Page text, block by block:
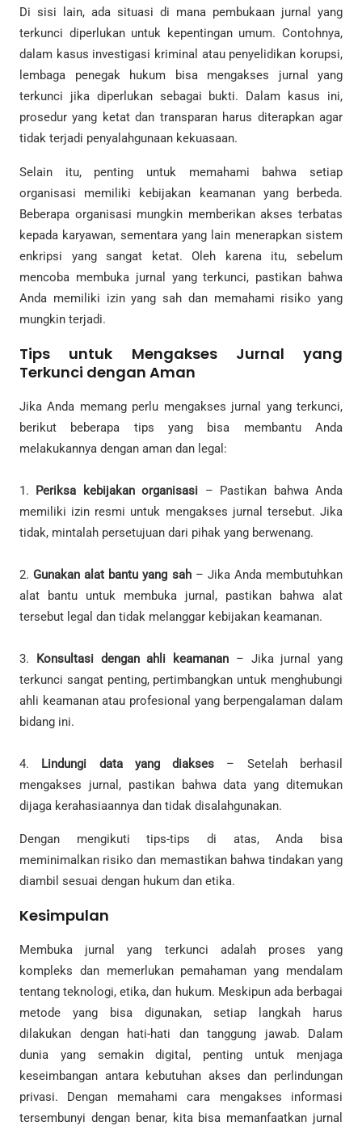
Di sisi lain, ada situasi di mana pembukaan jurnal yang
terkunci diperlukan untuk kepentingan umum. Contohnya,
dalam kasus investigasi kriminal atau penyelidikan korupsi,
lembaga penegak hukum bisa mengakses jurnal yang
terkunci jika diperlukan sebagai bukti. Dalam kasus ini,
prosedur yang ketat dan transparan harus diterapkan agar
tidak terjadi penyalahgunaan kekuasaan.
Selain itu, penting untuk memahami bahwa setiap
organisasi memiliki kebijakan keamanan yang berbeda.
Beberapa organisasi mungkin memberikan akses terbatas
kepada karyawan, sementara yang lain menerapkan sistem
enkripsi yang sangat ketat. Oleh karena itu, sebelum
mencoba membuka jurnal yang terkunci, pastikan bahwa
Anda memiliki izin yang sah dan memahami risiko yang
mungkin terjadi.
Tips untuk Mengakses Jurnal yang
Terkunci dengan Aman
Jika Anda memang perlu mengakses jurnal yang terkunci,
berikut beberapa tips yang bisa membantu Anda
melakukannya dengan aman dan legal:
1. Periksa kebijakan organisasi – Pastikan bahwa Anda
memiliki izin resmi untuk mengakses jurnal tersebut. Jika
tidak, mintalah persetujuan dari pihak yang berwenang.
2. Gunakan alat bantu yang sah– Jika Anda membutuhkan
alat bantu untuk membuka jurnal, pastikan bahwa alat
tersebut legal dan tidak melanggar kebijakan keamanan.
3. Konsultasi dengan ahli keamanan – Jika jurnal yang
terkunci sangat penting, pertimbangkan untuk menghubungi
ahli keamanan atau profesional yang berpengalaman dalam
bidang ini.
4. Lindungi data yang diakses – Setelah berhasil
mengakses jurnal, pastikan bahwa data yang ditemukan
dijaga kerahasiaannya dan tidak disalahgunakan.
Dengan mengikuti tips-tips di atas, Anda bisa
meminimalkan risiko dan memastikan bahwa tindakan yang
diambil sesuai dengan hukum dan etika.
Kesimpulan
Membuka jurnal yang terkunci adalah proses yang
kompleks dan memerlukan pemahaman yang mendalam
tentang teknologi, etika, dan hukum. Meskipun ada berbagai
metode yang bisa digunakan, setiap langkah harus
dilakukan dengan hati-hati dan tanggung jawab. Dalam
dunia yang semakin digital, penting untuk menjaga
keseimbangan antara kebutuhan akses dan perlindungan
privasi. Dengan memahami cara mengakses informasi
tersembunyi dengan benar, kita bisa memanfaatkan jurnal